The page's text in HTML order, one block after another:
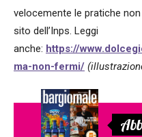
velocemente le pratiche
sito dell’Inps. Leggi
anche: https://
ma-non-fermi/